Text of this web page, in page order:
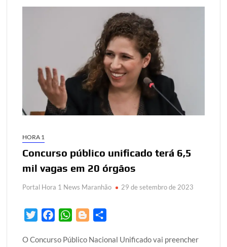
HORA 1
Concurso público unificado terá 6,5
mil vagas em 20 órgãos
Portal Hora 1 News Maranhão 29 de setembro de 2023
i
c
W
a
o
a
O Concurso Público Nacional Unificado vai preencher